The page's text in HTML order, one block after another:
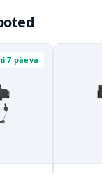
7 päeva